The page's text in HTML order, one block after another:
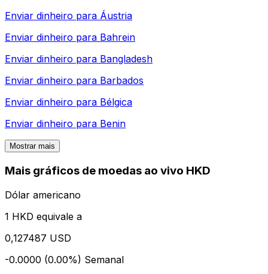
Enviar dinheiro para Áustria
Enviar dinheiro para Bahrein
Enviar dinheiro para Bangladesh
Enviar dinheiro para Barbados
Enviar dinheiro para Bélgica
Enviar dinheiro para Benin
Mostrar mais
Mais gráficos de moedas ao vivo HKD
Dólar americano
1 HKD equivale a
0,127487 USD
-0.0000 (0.00%) Semanal